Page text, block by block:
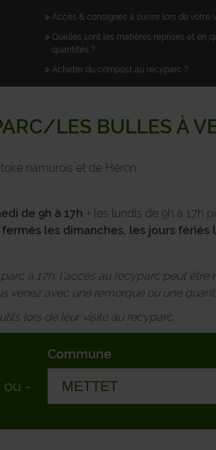
Accès & consignes à suivre lors de votre
Quelles sont les matières reprises et en
quantités ?
Acheter du compost au recyparc ?
LES BULLES À
namurois et de Héron.
de 9h à 17h + les lundis de 9h à 17h
fermés les dimanches, les jours fériés
à 17h: l’accès au recyparc peut
venez avec une remorque ou une
lors de leur visite au recyparc.
ou -
Commune